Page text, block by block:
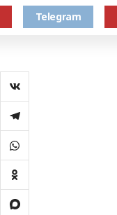
Telegram